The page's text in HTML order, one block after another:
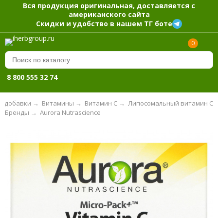
Вся продукция оригинальная, доставляется с
американского сайта
Скидки и удобство в нашем ТГ боте
0
8 800 555 32 74
добавки → Витамины → Витамин С → Липосомальный витамин С
Aurora Nutrascience
Бренды →